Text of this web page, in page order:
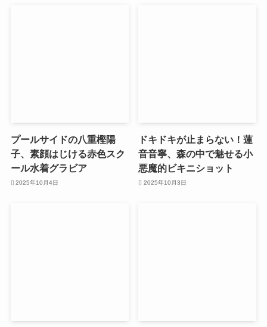
プールサイドの八重樫陽
子、素顔はじける赤色スク
ール水着グラビア
2025年10月4日
ドキドキが止まらない！蓮
音音寧、森の中で魅せる小
悪魔的ビキニショット
2025年10月3日